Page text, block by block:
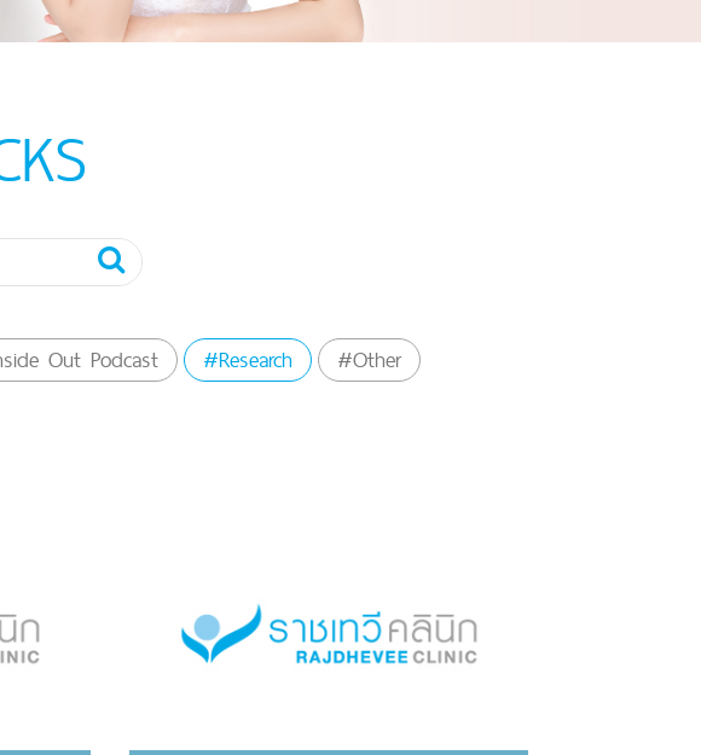
Out Podcast #Research #Other